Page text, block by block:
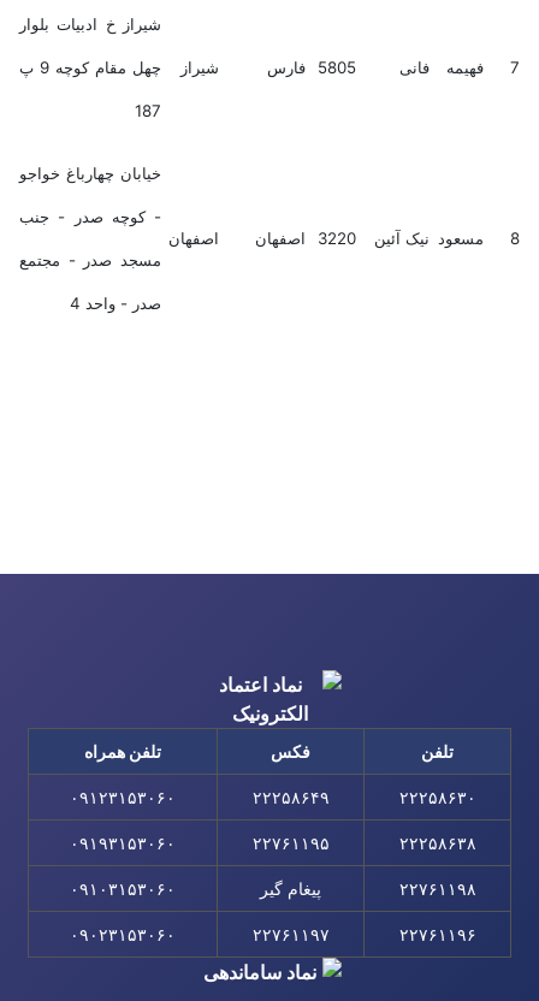
7 فهیمه فانی 5805 فارس شیراز
شیراز خ ادبیات بلوار
چهل مقام کوچه 9 پ
187
8 مسعود نیک آئین 3220 اصفهان اصفهان
خیابان چهارباغ خواجو
- کوچه صدر - جنب
مسجد صدر - مجتمع
صدر - واحد 4
تلفن فکس تلفن همراه
۲۲۲۵۸۶۳۰ ۲۲۲۵۸۶۴۹ ۰۹۱۲۳۱۵۳۰۶۰
۲۲۲۵۸۶۳۸ ۲۲۷۶۱۱۹۵ ۰۹۱۹۳۱۵۳۰۶۰
۲۲۷۶۱۱۹۸ پیغام گیر ۰۹۱۰۳۱۵۳۰۶۰
۲۲۷۶۱۱۹۶ ۲۲۷۶۱۱۹۷ ۰۹۰۲۳۱۵۳۰۶۰